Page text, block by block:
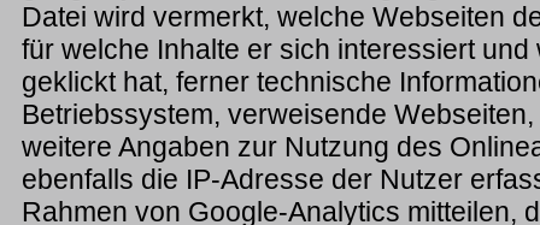
Datei wird vermerkt, welche Webseiten
für welche Inhalte er sich interessiert und
geklickt hat, ferner technische
Betriebssystem, verweisende
weitere Angaben zur Nutzung des
ebenfalls die IP-Adresse der Nutzer
Rahmen von Google-Analytics mitteilen,